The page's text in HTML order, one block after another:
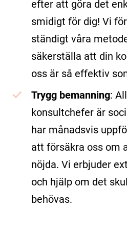
efter att göra det
smidigt för dig! Vi
ständigt våra
säkerställa att din
oss är så effektiv
Trygg bemanning:
konsultchefer är
har månadsvis
att försäkra oss om
nöjda. Vi erbjuder
och hjälp om det
behövas.